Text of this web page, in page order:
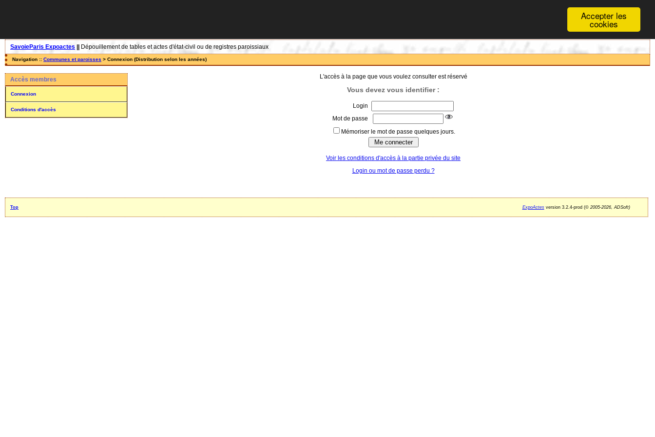
Accepter les
cookies
SavoieParis Expoactes Dépouillement de tables et actes d'état-civil ou de registres paroissiaux
Navigation :: Communes et paroisses > Connexion (Distribution selon les années)
Accès membres
Connexion
Conditions d'accès
L'accès à la page que vous voulez consulter est réservé
Vous devez vous identifier :
Login
Mot de passe
Mémoriser le mot de passe quelques jours.
Voir les conditions d'accès à la partie privée du site
Login ou mot de passe perdu ?
Top ExpoActesversion 3.2.4-prod (©2005-2026, ADSoft)